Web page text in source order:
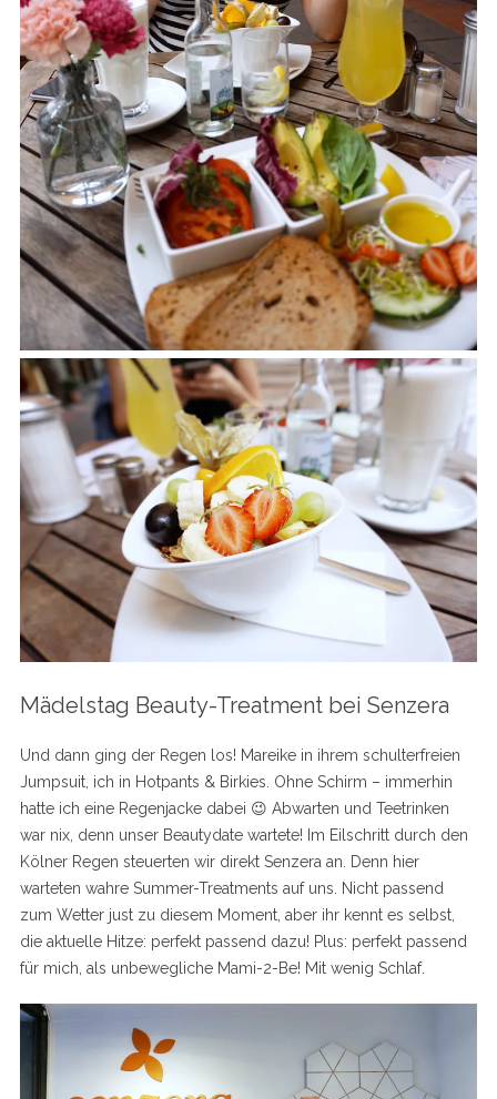
Mädelstag Beauty-Treatment bei Senzera
Und dann ging der Regen los! Mareike in ihrem schulterfreien
Jumpsuit, ich in Hotpants & Birkies. Ohne Schirm – immerhin
hatte ich eine Regenjacke dabei 😉 Abwarten und Teetrinken
war nix, denn unser Beautydate wartete! Im Eilschritt durch den
Kölner Regen steuerten wir direkt Senzera an. Denn hier
warteten wahre Summer-Treatments auf uns. Nicht passend
zum Wetter just zu diesem Moment, aber ihr kennt es selbst,
die aktuelle Hitze: perfekt passend dazu! Plus: perfekt passend
für mich, als unbewegliche Mami-2-Be! Mit wenig Schlaf.